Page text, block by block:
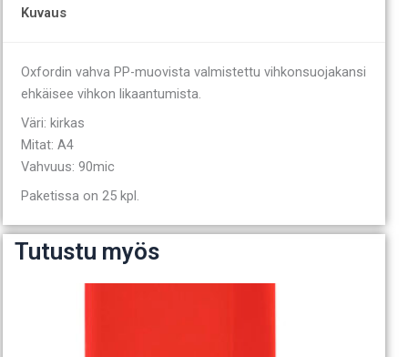
Kuvaus
Oxfordin vahva PP-muovista valmistettu vihkonsuojakansi
ehkäisee vihkon likaantumista.
Väri: kirkas
Mitat: A4
Vahvuus: 90mic
Paketissa on 25 kpl.
Tutustu myös